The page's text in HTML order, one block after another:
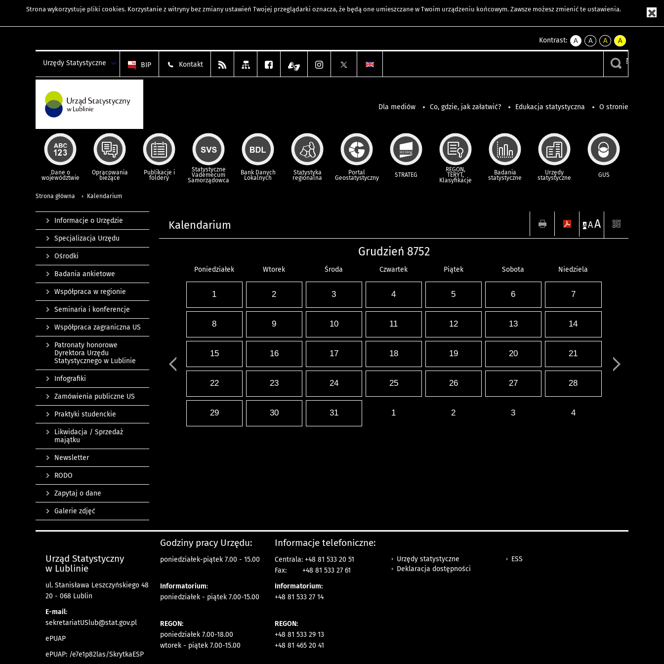
Strona wykorzystuje pliki cookies. Korzystanie z witryny bez zmiany ustawień Twojej przeglądarki oznacza, że będą one umieszczane w Twoim urządzeniu końcowym. Zawsze możesz zmienić te ustawienia.
Kontrast:
A
kontrast
A
kontrast
czarnym
A
kontrast
żółty
tekst
czarnym
A
kontrast
czarny
tekst
żółtym
Urzędy Statystyczne BIP Kontakt
Dla mediów Co, gdzie, jak załatwić? Edukacja statystyczna O stronie
Dane o
województwie
Opracowania
bieżące
Publikacje i
foldery
Statystyczne
Vademecum
Samorządowca
Bank Danych
Lokalnych
Statystyka
regionalna
Portal
Geostatystyczny STRATEG
REGON,
TERYT,
Klasyfikacje
Badania
statystyczne
Urzędy
statystyczne GUS
Strona główna Kalendarium
Kalendarium A AA
Grudzień 8752
Poniedziałek Wtorek Środa Czwartek Piątek Sobota Niedziela
1 2 3 4 5 6 7
8 9 10 11 12 13 14
15 16 17 18 19 20 21
22 23 24 25 26 27 28
29 30 31 1 2 3 4
Informacje o Urzędzie
Specjalizacja Urzędu
Ośrodki
Badania ankietowe
Współpraca w regionie
Seminaria i konferencje
Współpraca zagraniczna US
Patronaty honorowe
Dyrektora Urzędu
Statystycznego w Lublinie
Infografiki
Zamówienia publiczne US
Praktyki studenckie
Likwidacja / Sprzedaż
majątku
Newsletter
RODO
Zapytaj o dane
Galerie zdjęć
Urząd Statystyczny
w Lublinie
ul. Stanisława Leszczyńskiego 48
20 - 068 Lublin
E-mail:
sekretariatUSlub@stat.gov.pl
ePUAP
ePUAP: /e7e1p82las/SkrytkaESP
Godziny pracy Urzędu:
poniedziałek-piątek 7.00 - 15.00
Informatorium:
poniedziałek - piątek 7.00-15.00
REGON:
poniedziałek 7.00-18.00
wtorek - piątek 7.00-15.00
Informacje telefoniczne:
Centrala: +48 81 533 20 51
Fax:
+48 81 533 27 61
Informatorium:
+48 81 533 27 14
REGON:
+48 81 533 29 13
+48 81 465 20 41
Urzędy statystyczne
Deklaracja dostępności
ESS